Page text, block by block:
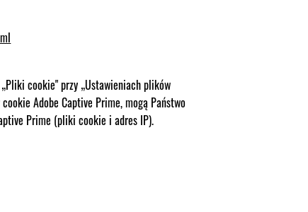
cookie" przy „Ustawieniach plików
Adobe Captive Prime, mogą Państwo
Prime (pliki cookie i adres IP).